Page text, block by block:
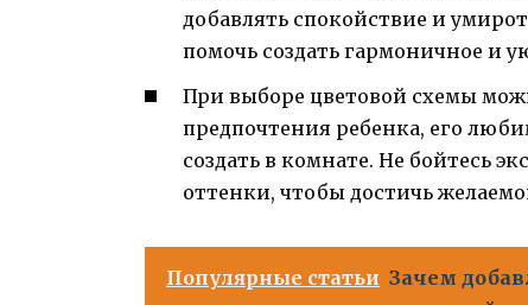
добавлять спокойствие и
помочь создать гармоничное и
При выборе цветовой схемы
предпочтения ребенка, его
создать в комнате. Не бойтесь
оттенки, чтобы достичь
Популярные статьи Зачем